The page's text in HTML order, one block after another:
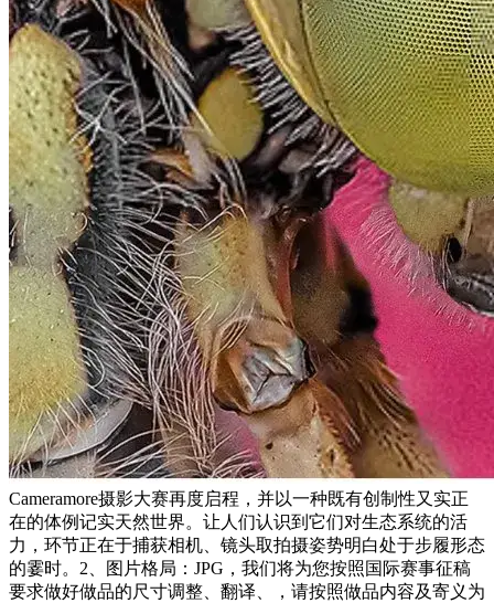
Cameramore摄影大赛再度启程，并以一种既有创制性又实正
在的体例记实天然世界。让人们认识到它们对生态系统的活
力，环节正在于捕获相机、镜头取拍摄姿势明白处于步履形态
的霎时。2、图片格局：JPG，我们将为您按照国际赛事征稿
要求做好做品的尺寸调整、翻译、，请按照做品内容及寄义为